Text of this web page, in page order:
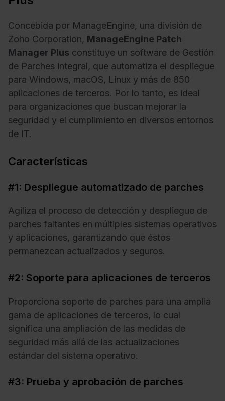
Concebida por ManageEngine, una división de
Zoho Corporation, ManageEngine Patch
Manager Plus constituye un software de Gestión
de Parches integral, que automatiza el despliegue
para Windows, macOS, Linux y más de 850
aplicaciones de terceros. Por lo tanto, es ideal
para organizaciones que buscan mejorar la
seguridad y el cumplimiento en diversos entornos
de IT.
Características
#1: Despliegue automatizado de parches
Agiliza el proceso de detección y despliegue de
parches faltantes en múltiples sistemas operativos
y aplicaciones, garantizando que éstos
permanezcan actualizados y seguros.
#2: Soporte para aplicaciones de terceros
Proporciona soporte de parches para una amplia
gama de aplicaciones de terceros, lo cual
significa una ampliación de las medidas de
seguridad más allá de las actualizaciones
estándar del sistema operativo.
#3: Prueba y aprobación de parches